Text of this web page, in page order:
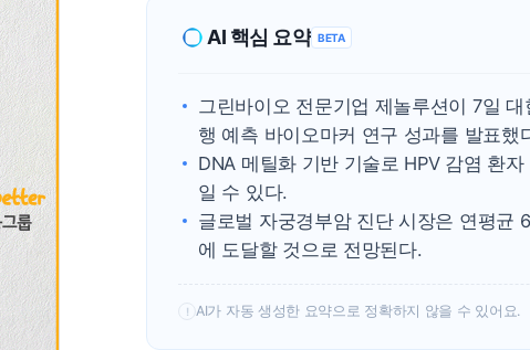
AI 핵심 요약 BETA
그린바이오 전문기업 제놀루션이 7일
행 예측 바이오마커 연구 성과를 발표했
DNA 메틸화 기반 기술로 HPV 감염 환
일 수 있다.
글로벌 자궁경부암 진단 시장은 연평균
에 도달할 것으로 전망된다.
! AI가 자동 생성한 요약으로 정확하지 않을 수 있어요.